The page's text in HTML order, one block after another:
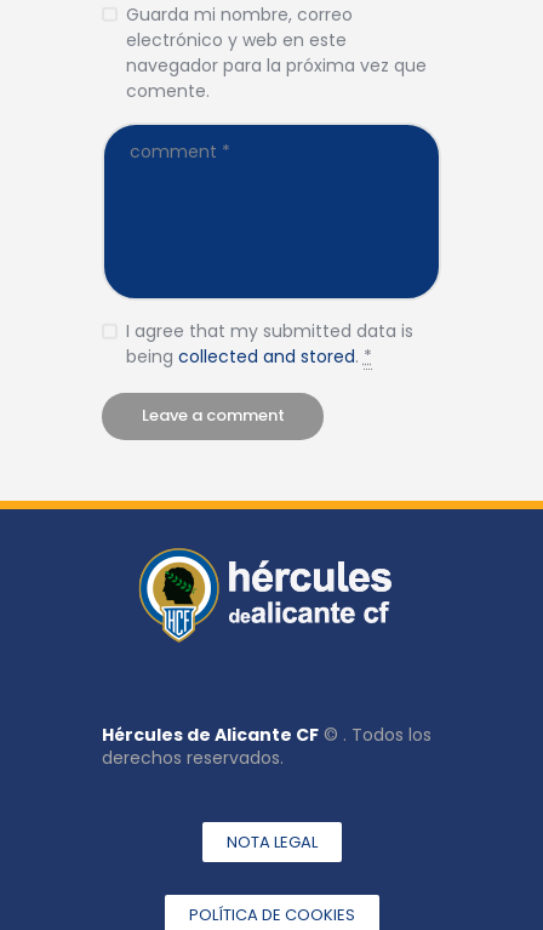
Guarda mi nombre, correo
electrónico y web en este
navegador para la próxima vez que
comente.
I agree that my submitted data is
being collected and stored.*
Hércules de Alicante CF © . Todos los
derechos reservados.
NOTA LEGAL
POLÍTICA DE COOKIES